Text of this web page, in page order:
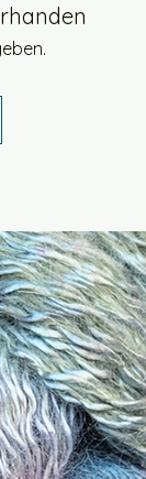
Faserqualität,
Dieses Produkt
zum
Verarbeitung
Kein Spielzeug
Stränge, lose
Kleinkindern
Produkt nur unter
offenem Feuer